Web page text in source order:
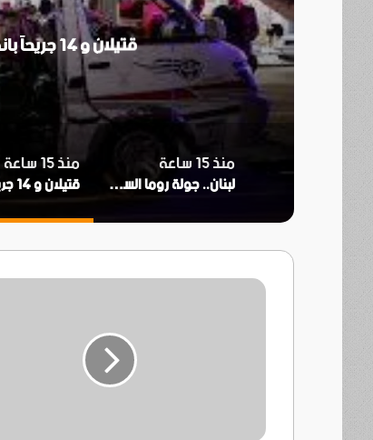
قتيلان و 14 جريحاً بانفجارعبوة داخل حافلة ركاب قرب دمشق
منذ 15 ساعة
لبنان.. جولة روما السابعة بلا اختراق و«الثامنة» مطلع سبتمبر
منذ 15 ساعة
وكيل